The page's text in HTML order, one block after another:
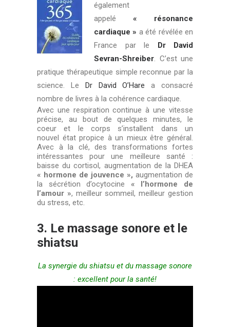
également
appelé « résonance
cardiaque » a été révélée en
France par le Dr David
Sevran-Shreiber. C’est une
pratique thérapeutique simple reconnue par la
science. Le Dr David O’Hare a consacré
nombre de livres à la cohérence cardiaque.
Avec une respiration continue à une vitesse
précise, au bout de quelques minutes, le
coeur et le corps s’installent dans un
nouvel état propice à un mieux être général.
Avec à la clé, des transformations fortes
intéressantes pour une meilleure santé :
baisse du cortisol, augmentation de la DHEA
« hormone de jouvence », augmentation de
la sécrétion d’ocytocine « l’hormone de
l’amour », meilleur sommeil, meilleur gestion
du stress, etc.
3. Le massage sonore et le
shiatsu
La synergie du shiatsu et du massage sonore
: excellent pour la santé!